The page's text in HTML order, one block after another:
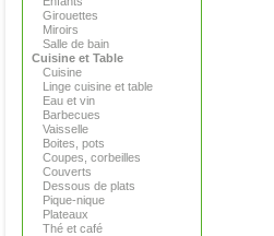
Girouettes
Miroirs
Salle de bain
Cuisine et Table
Cuisine
Linge cuisine et table
Eau et vin
Barbecues
Vaisselle
Boites, pots
Coupes, corbeilles
Couverts
Dessous de plats
Pique-nique
Plateaux
Thé et café